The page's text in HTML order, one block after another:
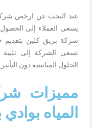
عند البحث عن ارخص
يسعى العملاء إلى
شركة بريق كلين بتقديم
تسعى الشركة إلى تلبية
الحلول المناسبة دون
مميزات
المياه